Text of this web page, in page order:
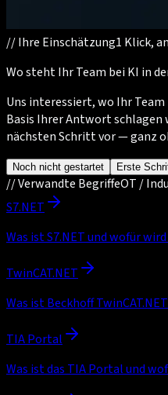
//Ihre Einschätzung1 Klick,
Wo steht Ihr Team bei KI in
Uns interessiert, wo Ihr
Basis Ihrer Antwort
nächsten Schritt vor — ganz
Noch nicht gestartet Erste
//Verwandte BegriffeOT /
S7.NET
Was ist S7.NET und wofür
TwinCAT.NET
Was ist Beckhoff
TIA Portal
Was ist das TIA Portal und